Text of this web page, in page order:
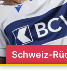
Schweiz-